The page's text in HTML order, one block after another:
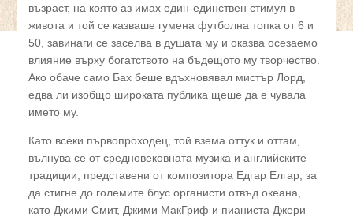
възраст, на която аз имах един-единствен стимул в
живота и той се казваше гумена футболна топка от 6 и
50, завинаги се заселва в душата му и оказва осезаемо
влияние върху богатството на бъдещото му творчество.
Ако обаче само Бах беше вдъхновявал мистър Лорд,
едва ли изобщо широката публика щеше да е чувала
името му.
Като всеки първопроходец, той взема оттук и оттам,
вълнува се от средновековната музика и английските
традиции, представени от композитора Едгар Елгар, за
да стигне до големите блус органисти отвъд океана,
като Джими Смит, Джими МакГриф и пианиста Джери